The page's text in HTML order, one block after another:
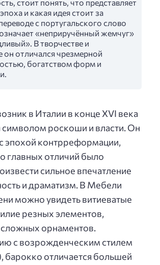
стоит понять, что представляет
и какая идея стоит за
с португальского слово
«неприручённый жемчуг»
В творчестве и
он отличался чрезмерной
богатством форм и
в Италии в конце XVI века
символом роскоши и власти. Он
эпохой контрреформации,
главных отличий было
сильное впечатление
и драматизм. В Мебели
можно увидеть витиеватые
резных элементов,
орнаментов.
с возрожденческим стилем
барокко отличается большей